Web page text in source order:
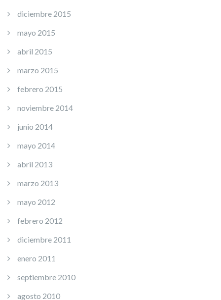
diciembre 2015
mayo 2015
abril 2015
marzo 2015
febrero 2015
noviembre 2014
junio 2014
mayo 2014
abril 2013
marzo 2013
mayo 2012
febrero 2012
diciembre 2011
enero 2011
septiembre 2010
agosto 2010